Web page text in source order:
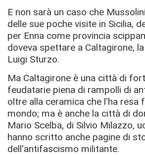
E non sarà un caso che
delle sue poche visite in Sicilia,
per Enna come provincia
doveva spettare a Caltagirone,
Luigi Sturzo.
Ma Caltagirone è una città di
feudatarie piena di rampolli di
oltre alla ceramica che l'ha resa
mondo; ma è anche la città di
Mario Scelba, di Silvio Milazzo,
hanno scritto anche pagine di
dell'antifascismo militante.